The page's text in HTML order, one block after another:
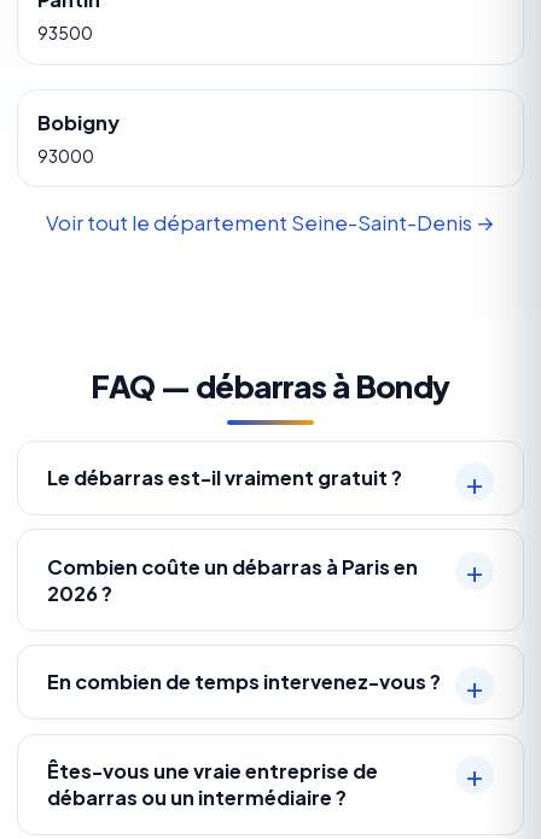
93500
Bobigny
93000
Voir tout le département Seine-Saint-Denis →
FAQ — débarras à Bondy
Le débarras est-il vraiment gratuit ?
Combien coûte un débarras à Paris en
2026 ?
En combien de temps intervenez-vous ?
Êtes-vous une vraie entreprise de
débarras ou un intermédiaire ?